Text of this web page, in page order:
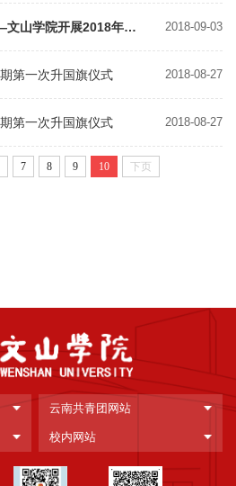
2018-09-03
迎新生 展风采 创和谐 ——文山学院开展2018年迎新生志愿服务活动
2018-08-27
第一次升国旗仪式
2018-08-27
第一次升国旗仪式
7 8 9 10 下页
云南共青团网站
校内网站